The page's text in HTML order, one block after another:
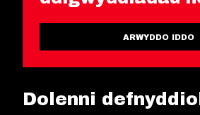
ARWYDDO IDDO
Dolenni defnyddiol